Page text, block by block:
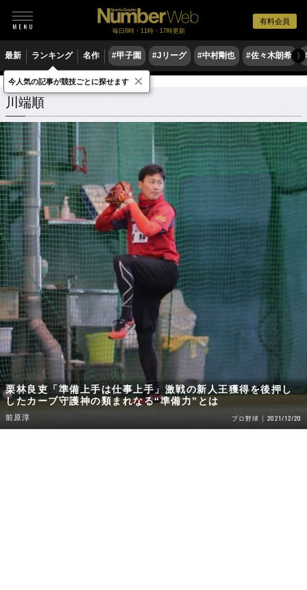
有料会員
毎日6時・11時・17時更新
最新 ランキング 名作 #甲子園 #Jリーグ #中村剛也 #佐々木朗希 〉
川端順 関連記事
川端順
栗林良吏「準備上手は仕事上手」激戦の新人王獲得を後押し
したカープ守護神の類まれなる“準備力”とは
前原淳 プロ野球 2021/12/20
今人気の記事が競技ごとに探せます ×